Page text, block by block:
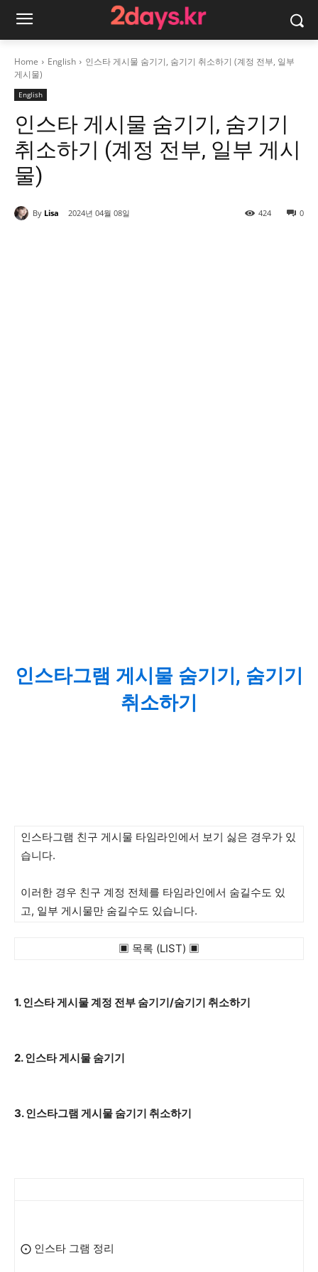
Home English
인스타 게시물 숨기기, 숨기기 취소하기 (계정 전부, 일부
게시물)
English
인스타 게시물 숨기기, 숨기기
취소하기 (계정 전부, 일부 게시
물)
By Lisa 2024년 04월 08일 0
424
인스타그램 게시물 숨기기, 숨기기
취소하기
인스타그램 친구 게시물 타임라인에서 보기 싫은 경우가 있
습니다.
이러한 경우 친구 계정 전체를 타임라인에서 숨길수도 있
고, 일부 게시물만 숨길수도 있습니다.
▣ 목록 (LIST) ▣
1. 인스타 게시물 계정 전부 숨기기/숨기기 취소하기
2. 인스타 게시물 숨기기
3. 인스타그램 게시물 숨기기 취소하기
⨀ 인스타 그램 정리